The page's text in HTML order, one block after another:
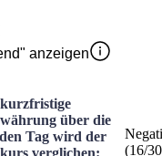
anzeigen
über die
Tag wird der
(16/